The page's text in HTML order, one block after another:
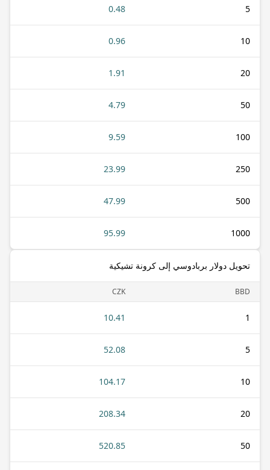
5
0.48
10
0.96
20
1.91
50
4.79
100
9.59
250
23.99
500
47.99
1000
95.99
تحويل دولار بربادوسي إلى كرونة تشيكية
BBD
CZK
1
10.41
5
52.08
10
104.17
20
208.34
50
520.85